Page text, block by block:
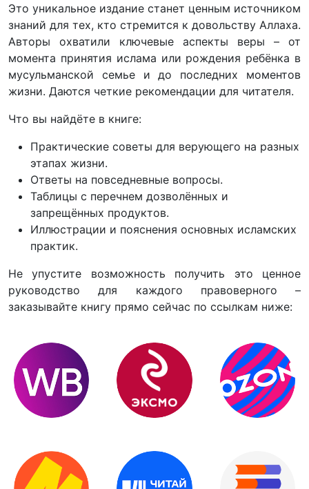
Это уникальное издание станет ценным источником
знаний для тех, кто стремится к довольству Аллаха.
Авторы охватили ключевые аспекты веры – от
момента принятия ислама или рождения ребёнка в
мусульманской семье и до последних моментов
жизни. Даются четкие рекомендации для читателя.
Что вы найдёте в книге:
Практические советы для верующего на разных
этапах жизни.
Ответы на повседневные вопросы.
Таблицы с перечнем дозволённых и
запрещённых продуктов.
Иллюстрации и пояснения основных исламских
практик.
Не упустите возможность получить это ценное
руководство для каждого правоверного –
заказывайте книгу прямо сейчас по ссылкам ниже: